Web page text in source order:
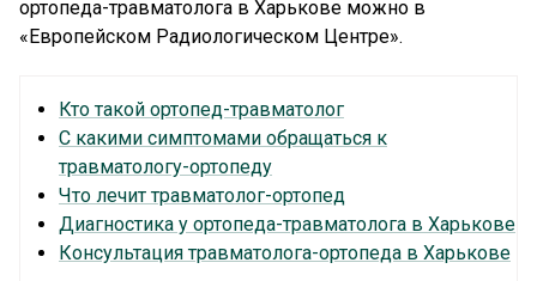
ортопеда-травматолога в Харькове можно в
«Европейском Радиологическом Центре».
Кто такой ортопед-травматолог
С какими симптомами обращаться к
травматологу-ортопеду
Что лечит травматолог-ортопед
Диагностика у ортопеда-травматолога в Харькове
Консультация травматолога-ортопеда в Харькове